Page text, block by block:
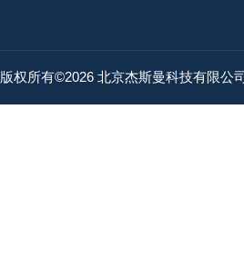
版权所有©2026 北京杰斯曼科技有限公